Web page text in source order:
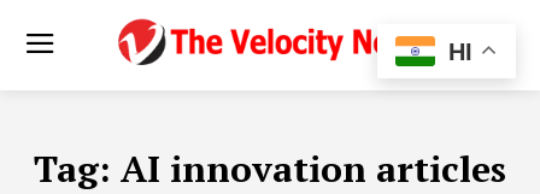
Tag: AI innovation articles
HI